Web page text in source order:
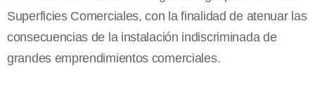
Superficies Comerciales, con la finalidad de atenuar las
consecuencias de la instalación indiscriminada de
grandes emprendimientos comerciales.